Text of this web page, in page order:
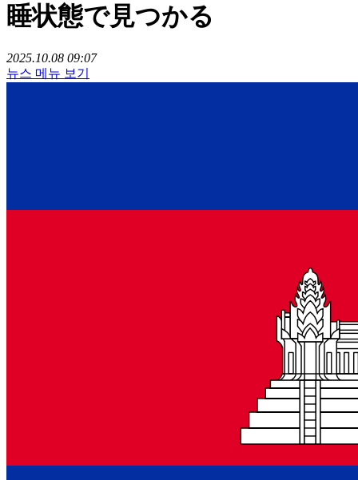
睡状態で見つかる
2025.10.08 09:07
뉴스 메뉴 보기